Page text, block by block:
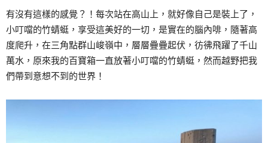
有沒有這樣的感覺？！每次站在高山上，就好像自己是裝上了，
小叮噹的竹蜻蜓，享受這美好的一切，是實在的腦內啡，隨著高
度爬升，在三角點群山峻嶺中，層層疊疊起伏，彷彿飛躍了千山
萬水，原來我的百寶箱一直放著小叮噹的竹蜻蜓，然而越野把我
們帶到意想不到的世界！